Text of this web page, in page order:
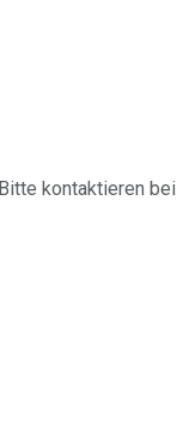
kontaktieren bei